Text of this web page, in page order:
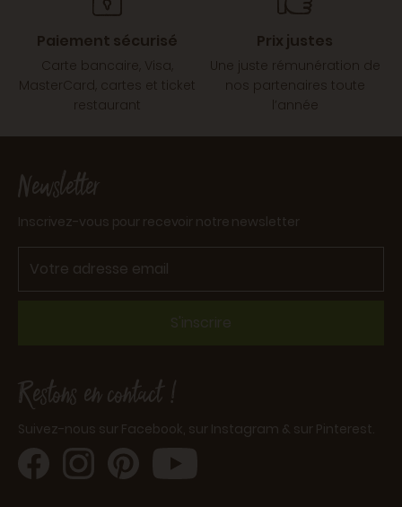
Paiement sécurisé
Carte bancaire, Visa,
MasterCard, cartes et ticket
restaurant
Prix justes
Une juste rémunération de
nos partenaires toute
l’année
Newsletter
Inscrivez-vous pour recevoir notre newsletter
S'inscrire
Restons en contact !
Suivez-nous sur Facebook, sur Instagram & sur Pinterest.